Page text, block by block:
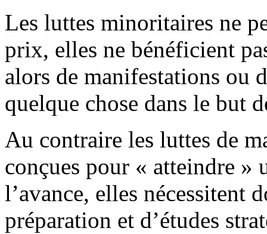
Les luttes minoritaires ne
prix, elles ne bénéficient
alors de manifestations ou
quelque chose dans le but
Au contraire les luttes de
conçues pour « atteindre
l’avance, elles nécessitent
préparation et d’études